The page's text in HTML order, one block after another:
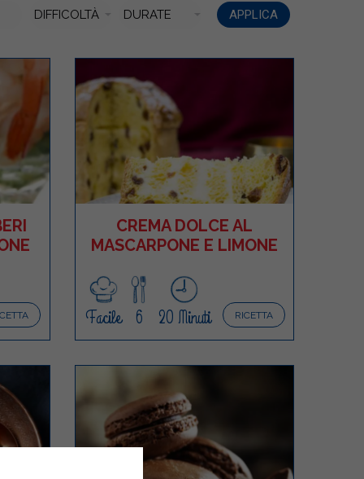
CREMA DOLCE AL
MASCARPONE E LIMONE
RICETTA
Facile 6 20 Minuti